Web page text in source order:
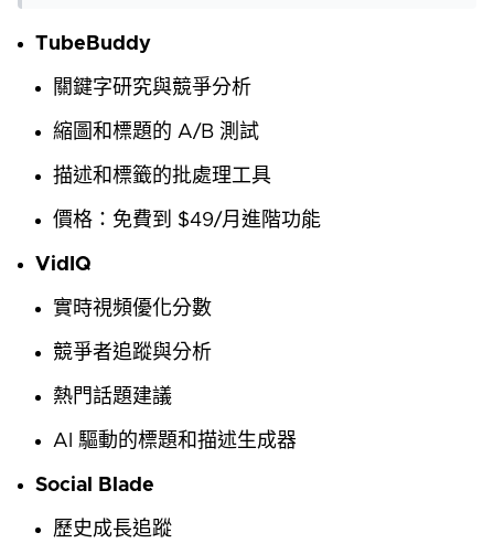
TubeBuddy
關鍵字研究與競爭分析
縮圖和標題的 A/B 測試
描述和標籤的批處理工具
價格：免費到 $49/月進階功能
VidIQ
實時視頻優化分數
競爭者追蹤與分析
熱門話題建議
AI 驅動的標題和描述生成器
Social Blade
歷史成長追蹤